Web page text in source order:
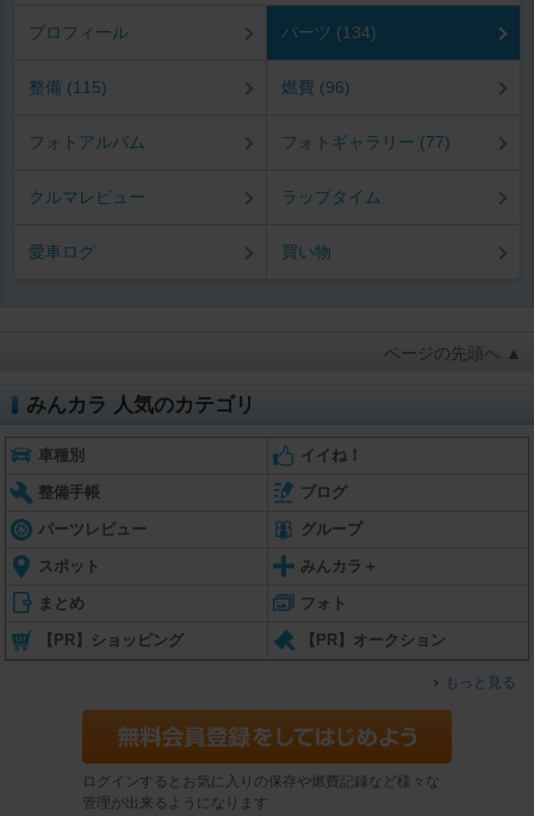
プロフィール パーツ (134)
整備 (115) 燃費 (96)
フォトアルバム フォトギャラリー (77)
クルマレビュー ラップタイム
愛車ログ 買い物
ページの先頭へ ▲
みんカラ 人気のカテゴリ
車種別 イイね！
整備手帳 ブログ
パーツレビュー グループ
スポット みんカラ＋
まとめ フォト
【PR】ショッピング 【PR】オークション
もっと見る
ログインするとお気に入りの保存や燃費記録など様々な
管理が出来るようになります